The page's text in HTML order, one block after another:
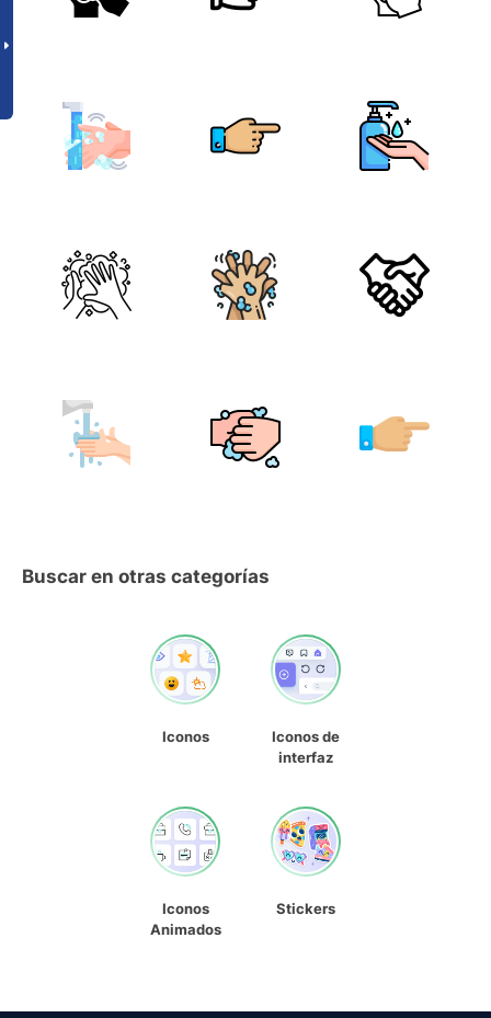
Buscar en otras categorías
Iconos
Iconos de
interfaz
Iconos
Animados
Stickers